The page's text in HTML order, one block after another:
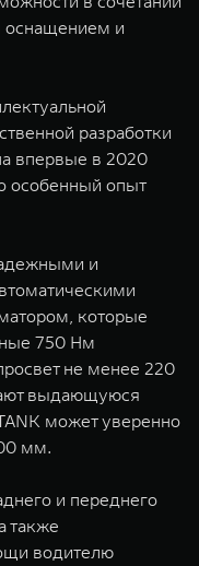
оснащением и
разработки
впервые в 2020
особенный опыт
и
которые
750 Нм
не менее 220
выдающуюся
может уверенно
мм.
и переднего
также
водителю